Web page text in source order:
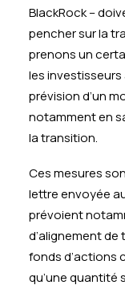
BlackRock –
pencher sur la
prenons un
les
prévision d’un
notamment en
la transition.
Ces mesures
lettreenvoyée
prévoient
d’alignement
fonds d’actions
qu’une quantité